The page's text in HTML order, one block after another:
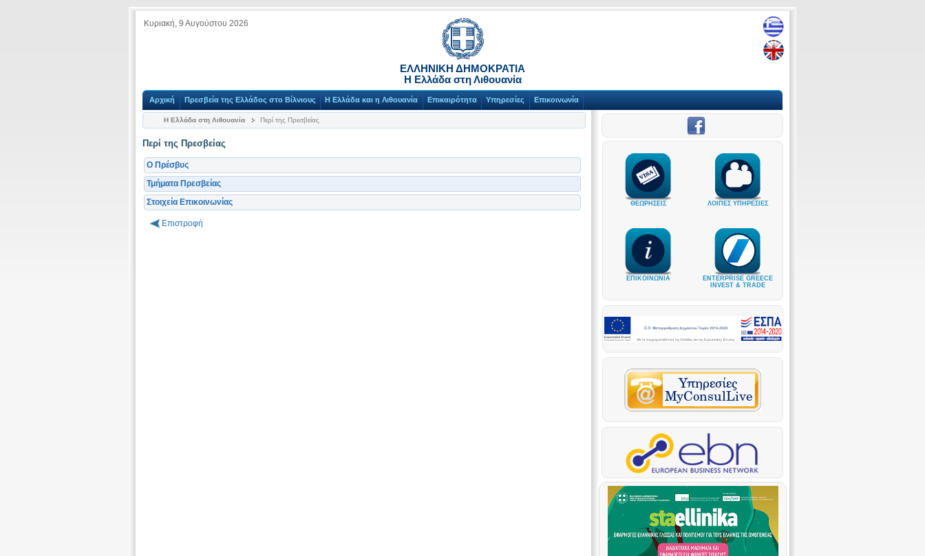
Κυριακή, 9 Αυγούστου 2026
ΕΛΛΗΝΙΚΗ ΔΗΜΟΚΡΑΤΙΑ
Η Ελλάδα στη Λιθουανία
Αρχική Πρεσβεία της Ελλάδος στο Βίλνιους Η Ελλάδα και η Λιθουανία Επικαιρότητα Υπηρεσίες Επικοινωνία
Η Ελλάδα στη Λιθουανία Περί της Πρεσβείας
Περί της Πρεσβείας
O Πρέσβυς
Τμήματα Πρεσβείας
Στοιχεία Επικοινωνίας
Επιστροφή
ΘΕΩΡΗΣΕΙΣ ΛΟΙΠΕΣ ΥΠΗΡΕΣΙΕΣ
ΕΠΙΚΟΙΝΩΝΙΑ
ENTERPRISE GREECE
INVEST & TRADE